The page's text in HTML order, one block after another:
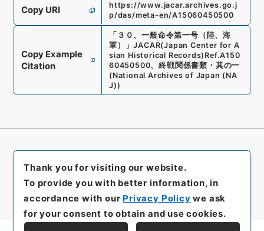
Copy URI
https://www.jacar.archives.go.j
p/das/meta-en/A15060450500
Copy Example
Citation
「 ３０、一般命令第一号（陸、海
軍）
」JACAR(Japan Center for A
sian Historical Records) Ref.A150
60450500、終戦関係書類・其の一
(National Archives of Japan (NA
J))
Thank you for visiting our website.
To provide you with better information, in
accordance with our Privacy Policy we ask
for your consent to obtain and use cookies.